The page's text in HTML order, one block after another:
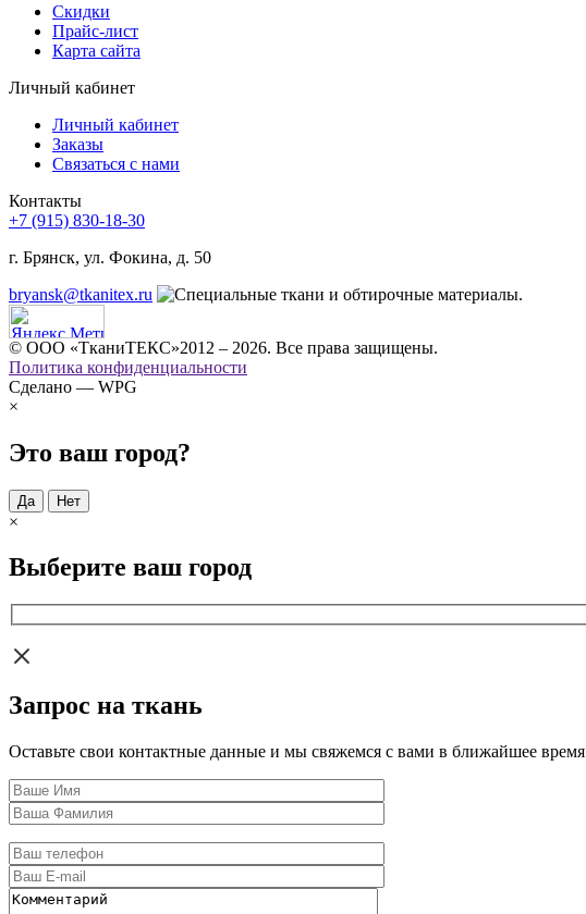
Скидки
Прайс-лист
Карта сайта
Личный кабинет
Личный кабинет
Заказы
Связаться с нами
Контакты
+7 (915) 830-18-30
г. Брянск, ул. Фокина, д. 50
bryansk@tkanitex.ru
© ООО «ТканиТЕКС»2012 – 2026. Все права защищены.
Политика конфиденциальности
Сделано — WPG
×
Это ваш город?
Да Нет
×
Выберите ваш город
Запрос на ткань
Оставьте свои контактные данные и мы свяжемся с вами в ближайшее время